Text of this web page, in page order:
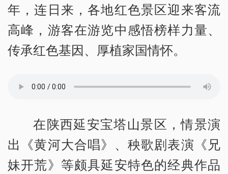
年，连日来，各地红色景区迎来客流
高峰，游客在游览中感悟榜样力量、
传承红色基因、厚植家国情怀。
在陕西延安宝塔山景区，情景演
出《黄河大合唱》、秧歌剧表演《兄
妹开荒》等颇具延安特色的经典作品